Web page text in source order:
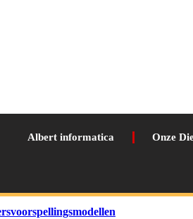
Albert informatica Onze